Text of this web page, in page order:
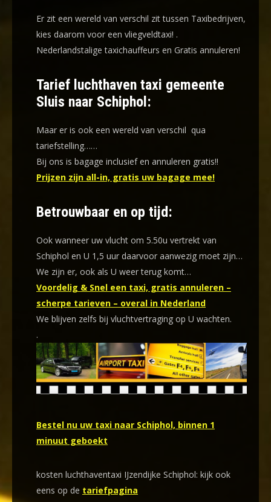
Er zit een wereld van verschil zit tussen Taxibedrijven,
kies daarom voor een vliegveldtaxi! .
Nederlandstalige taxichauffeurs en Gratis annuleren!
Tarief luchthaven taxi gemeente
Sluis naar Schiphol:
Maar er is ook een wereld van verschil qua
tariefstelling……
Bij ons is bagage inclusief en annuleren gratis!!
Prijzen zijn all-in, gratis uw bagage mee!
Betrouwbaar en op tijd:
Ook wanneer uw vlucht om 5.50u vertrekt van
Schiphol en U 1,5 uur daarvoor aanwezig moet zijn…
We zijn er, ook als U weer terug komt…
Voordelig & Snel een taxi, gratis annuleren –
scherpe tarieven – overal in Nederland
We blijven zelfs bij vluchtvertraging op U wachten.
.
Bestel nu uw taxi naar Schiphol, binnen 1
minuut geboekt
kosten luchthaventaxi IJzendijke Schiphol: kijk ook
eens op de tariefpagina